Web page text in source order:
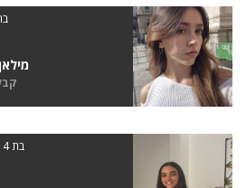
בת 14 | 1.72